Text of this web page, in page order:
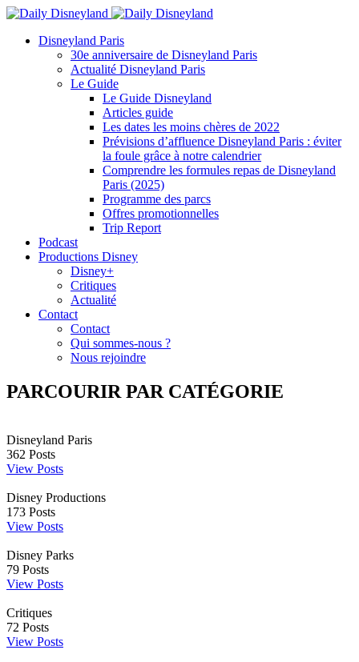
Disneyland Paris
30e anniversaire de Disneyland Paris
Actualité Disneyland Paris
Le Guide
Le Guide Disneyland
Articles guide
Les dates les moins chères de 2022
Prévisions d’affluence Disneyland Paris : éviter
la foule grâce à notre calendrier
Comprendre les formules repas de Disneyland
Paris (2025)
Programme des parcs
Offres promotionnelles
Trip Report
Podcast
Productions Disney
Disney+
Critiques
Actualité
Contact
Contact
Qui sommes-nous ?
Nous rejoindre
PARCOURIR PAR CATÉGORIE
Disneyland Paris
362 Posts
View Posts
Disney Productions
173 Posts
View Posts
Disney Parks
79 Posts
View Posts
Critiques
72 Posts
View Posts